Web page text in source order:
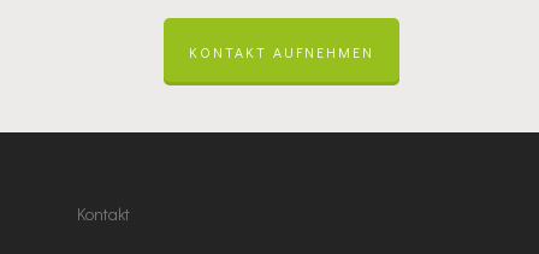
KONTAKT AUFNEHMEN
Kontakt